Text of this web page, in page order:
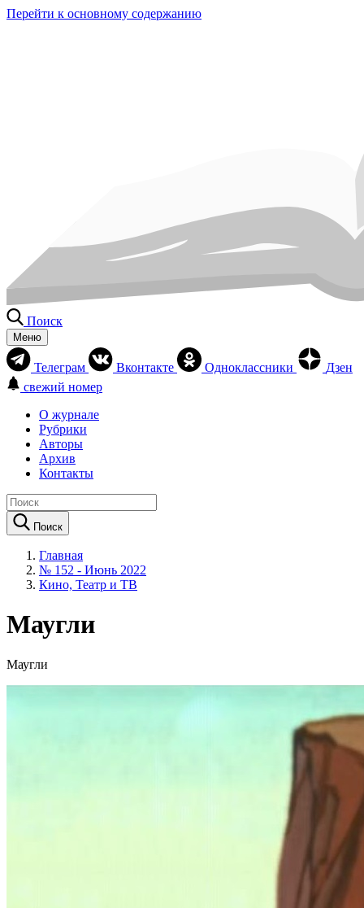
Перейти к основному содержанию
Поиск
Меню
Телеграм Вконтакте Одноклассники
Дзен
свежий номер
О журнале
Рубрики
Авторы
Архив
Контакты
Поиск
Главная
№ 152 - Июнь 2022
Кино, Театр и ТВ
Маугли
Маугли